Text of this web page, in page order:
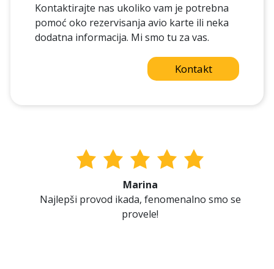
Kontaktirajte nas ukoliko vam je potrebna
pomoć oko rezervisanja avio karte ili neka
dodatna informacija. Mi smo tu za vas.
Kontakt
Marina
Najlepši provod ikada, fenomenalno smo se
provele!